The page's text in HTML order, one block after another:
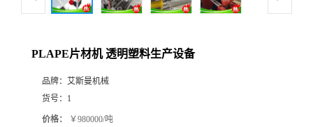
PLAPE片材机 透明塑料生产设备
品牌： 艾斯曼机械
货号： 1
价格： ￥980000/吨